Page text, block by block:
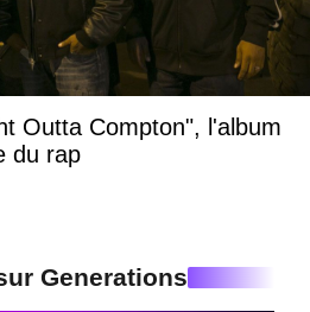
Outta Compton", l'album
du rap
Generations